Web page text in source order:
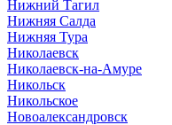
Нижний Тагил
Нижняя Салда
Нижняя Тура
Николаевск
Николаевск-на-Амуре
Никольск
Никольское
Новоалександровск